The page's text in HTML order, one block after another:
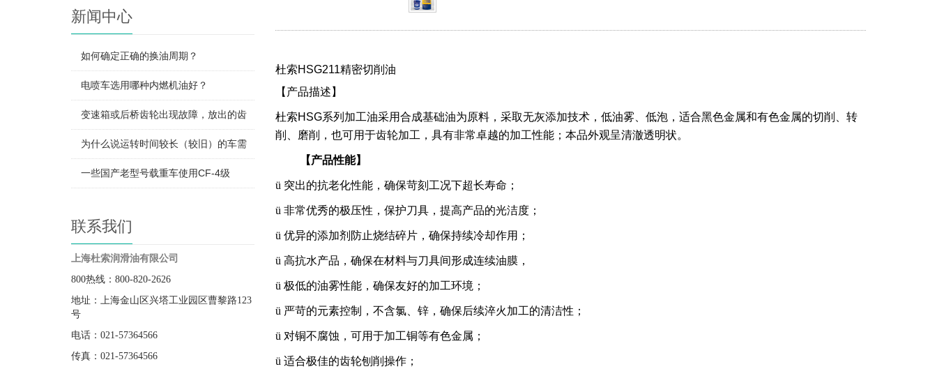
杜索HSG211精密切削油
【产品描述】
杜索HSG系列加工油采用合成基础油为原料，采取无灰添加技术，低油雾、低泡，适合黑色金属和有色金属的切削、转
削、磨削，也可用于齿轮加工，具有非常卓越的加工性能；本品外观呈清澈透明状。
【产品性能】
ü 突出的抗老化性能，确保苛刻工况下超长寿命；
ü 非常优秀的极压性，保护刀具，提高产品的光洁度；
ü 优异的添加剂防止烧结碎片，确保持续冷却作用；
ü 高抗水产品，确保在材料与刀具间形成连续油膜，
ü 极低的油雾性能，确保友好的加工环境；
ü 严苛的元素控制，不含氯、锌，确保后续淬火加工的清洁性；
ü 对铜不腐蚀，可用于加工铜等有色金属；
ü 适合极佳的齿轮刨削操作；
新闻中心
如何确定正确的换油周期？
电喷车选用哪种内燃机油好？
变速箱或后桥齿轮出现故障，放出的齿
为什么说运转时间较长（较旧）的车需
一些国产老型号载重车使用CF-4级
联系我们
上海杜索润滑油有限公司
800热线：800-820-2626
地址：上海金山区兴塔工业园区曹黎路123
号
电话：021-57364566
传真：021-57364566